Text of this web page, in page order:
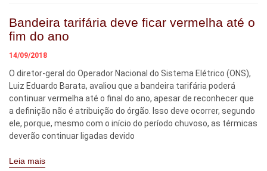
Bandeira tarifária deve ficar vermelha até o
fim do ano
14/09/2018
O diretor-geral do Operador Nacional do Sistema Elétrico (ONS),
Luiz Eduardo Barata, avaliou que a bandeira tarifária poderá
continuar vermelha até o final do ano, apesar de reconhecer que
a definição não é atribuição do órgão. Isso deve ocorrer, segundo
ele, porque, mesmo com o início do período chuvoso, as térmicas
deverão continuar ligadas devido
Leia mais